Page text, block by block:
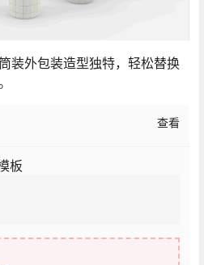
装外包装造型独特，轻松替换
查看
板